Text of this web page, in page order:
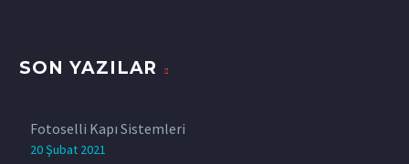
SON YAZILAR
Fotoselli Kapı Sistemleri
20 Şubat 2021